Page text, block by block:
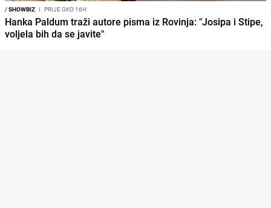
/SHOWBIZ I PRIJE OKO 16H
Hanka Paldum traži autore pisma iz Rovinja: "Josipa i Stipe,
voljela bih da se javite"